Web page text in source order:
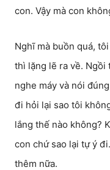
con. Vậy mà con
Nghĩ mà buồn quá,
thì lặng lẽ ra về.
nghe máy và nói
đi hỏi lại sao tôi
lắng thế nào không?
con chứ sao lại tự ý
thêm nữa.